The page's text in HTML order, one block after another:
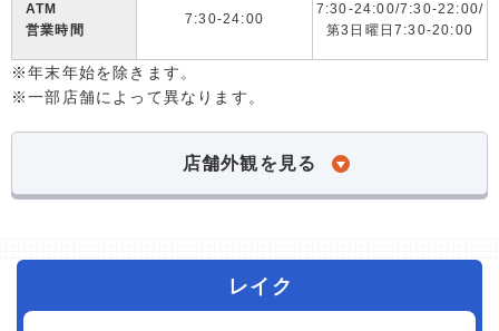
ATM
営業時間
7:30-24:00
7:30-24:00/7:30-22:00/
第3日曜日7:30-20:00
※年末年始を除きます。
※一部店舗によって異なります。
店舗外観を見る
レイク